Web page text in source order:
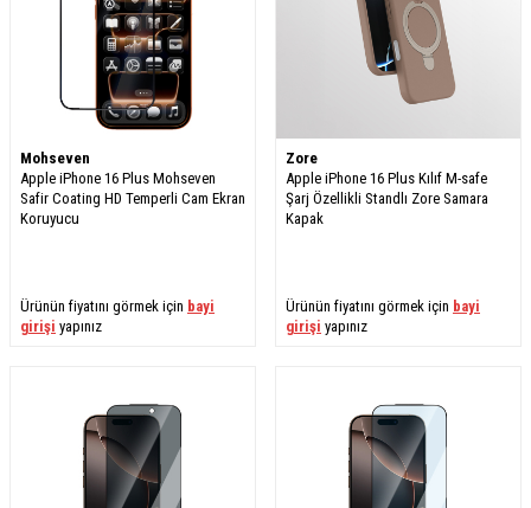
Mohseven
Apple iPhone 16 Plus Mohseven
Safir Coating HD Temperli Cam Ekran
Koruyucu
Ürünün fiyatını görmek için bayi
girişi yapınız
Zore
Apple iPhone 16 Plus Kılıf M-safe
Şarj Özellikli Standlı Zore Samara
Kapak
Ürünün fiyatını görmek için bayi
girişi yapınız